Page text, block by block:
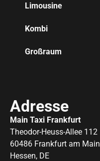
Limousine
Kombi
Großraum
Adresse
Main Taxi Frankfurt
Theodor-Heuss-Allee 112
60486 Frankfurt am Main
Hessen, DE